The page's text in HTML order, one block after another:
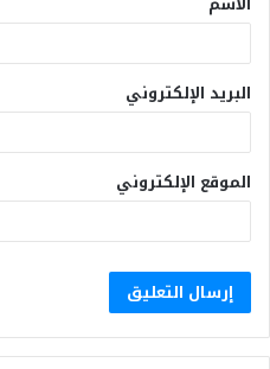
البريد الإلكتروني
الموقع الإلكتروني